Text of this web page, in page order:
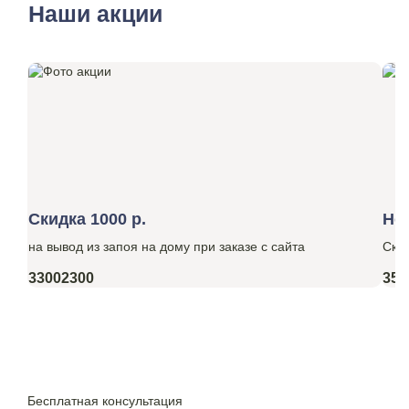
Наши акции
Скидка 1000 р.
на вывод из запоя на дому при заказе с сайта
33002300
Бесплатная консультация